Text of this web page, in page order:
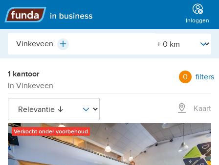
Hoofdmenu
Inloggen
Plaats,
etc.
Plus [Straal]
1 kantoor
in Vinkeveen
0 filters
Kaart
Verkocht onder voorbehoud